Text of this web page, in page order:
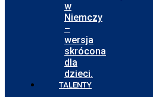
w
Niemczy
–
wersja
skrócona
dla
dzieci.
TALENTY